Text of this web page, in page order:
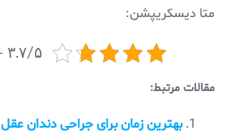
متا دیسکریپشن:
۳.۷/۵ - (۳ امتیاز)
مقالات مرتبط:
بهترین زمان برای جراحی دندان عقل